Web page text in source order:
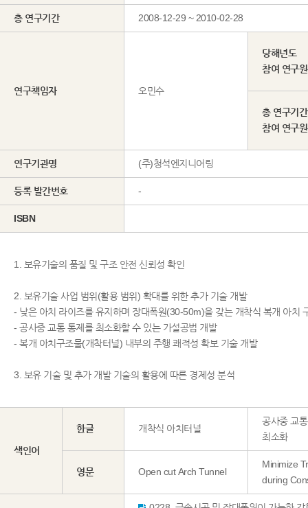
총 연구기간 2008-12-29 ~ 2010-02-28
연구책임자 오민수
당해년도
참여 연구
총 연구기간
참여 연구
연구기관명 (주)청석엔지니어링
등록 발간번호 -
ISBN
1. 보유기술의 품질 및 구조 안전 신뢰성 확인
2. 보유기술 사업 범위(활용 범위) 확대를 위한 추가 기술 개발
- 공사중 교통 통제를 최소화할 수 있는 가설공법 개발
- 복개 아치구조물(개착터널) 내부의 주행 쾌적성 확보 기술 개발
3. 보유 기술 및 추가 개발 기술의 활용에 따른 경제성 분석
색인어
한글 개착식 아치터널
공사중 교
최소화
영문 Open cut Arch Tunnel
Minimize
during